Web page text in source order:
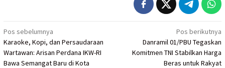
Navigasi
pos
Pos sebelumnya
Karaoke, Kopi, dan Persaudaraan
Wartawan: Arisan Perdana IKW-RI
Bawa Semangat Baru di Kota
Pos berikutnya
Danramil 01/PBU Tegaskan
Komitmen TNI Stabilkan Harga
Beras untuk Rakyat